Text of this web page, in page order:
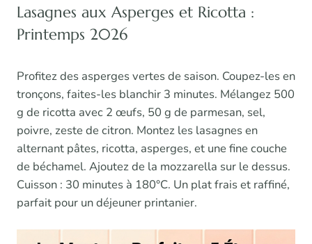
Lasagnes aux Asperges et Ricotta :
Printemps 2026
Profitez des asperges vertes de saison. Coupez-les en
tronçons, faites-les blanchir 3 minutes. Mélangez 500
g de ricotta avec 2 œufs, 50 g de parmesan, sel,
poivre, zeste de citron. Montez les lasagnes en
alternant pâtes, ricotta, asperges, et une fine couche
de béchamel. Ajoutez de la mozzarella sur le dessus.
Cuisson : 30 minutes à 180°C. Un plat frais et raffiné,
parfait pour un déjeuner printanier.